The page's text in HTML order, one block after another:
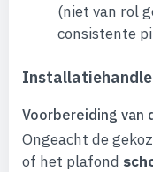
(niet van rol
consistente
Voorbereiding van
Ongeacht de
of het plafond